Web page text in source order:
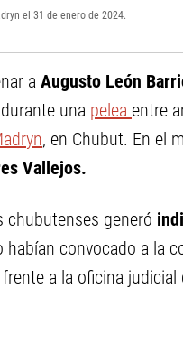
el 31 de enero de 2024.
a Augusto León
durante una pelea entre
, en Chubut. En el
Vallejos.
chubutenses generó
convocado a la
a la oficina